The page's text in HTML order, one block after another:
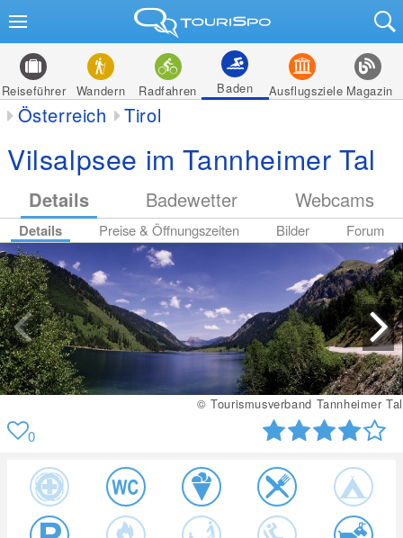
Reiseführer Wandern Radfahren Baden Ausflugsziele Magazin
Österreich Tirol
Vilsalpsee im Tannheimer Tal
Details Badewetter Webcams
Details Preise & Öffnungszeiten Bilder Forum
© Tourismusverband Tannheimer Tal
0